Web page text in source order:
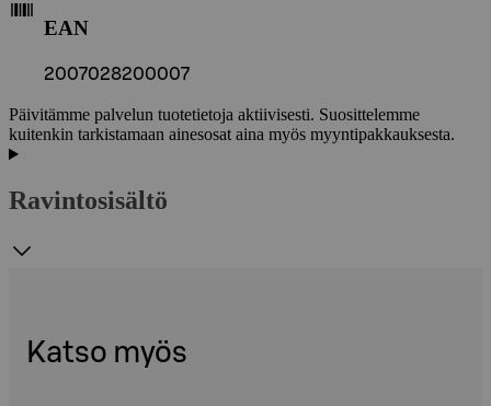
EAN
2007028200007
Päivitämme palvelun tuotetietoja aktiivisesti. Suosittelemme
kuitenkin tarkistamaan ainesosat aina myös myyntipakkauksesta.
Ravintosisältö
Katso myös